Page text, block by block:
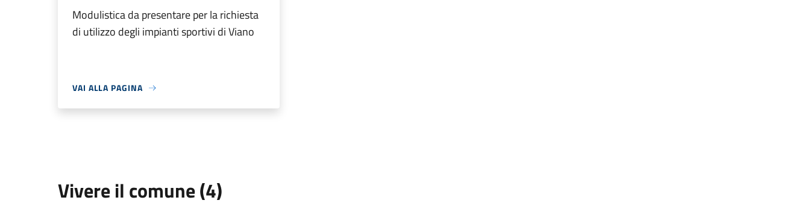
Modulistica da presentare per la richiesta
di utilizzo degli impianti sportivi di Viano
VAI ALLA PAGINA
Vivere il comune (4)